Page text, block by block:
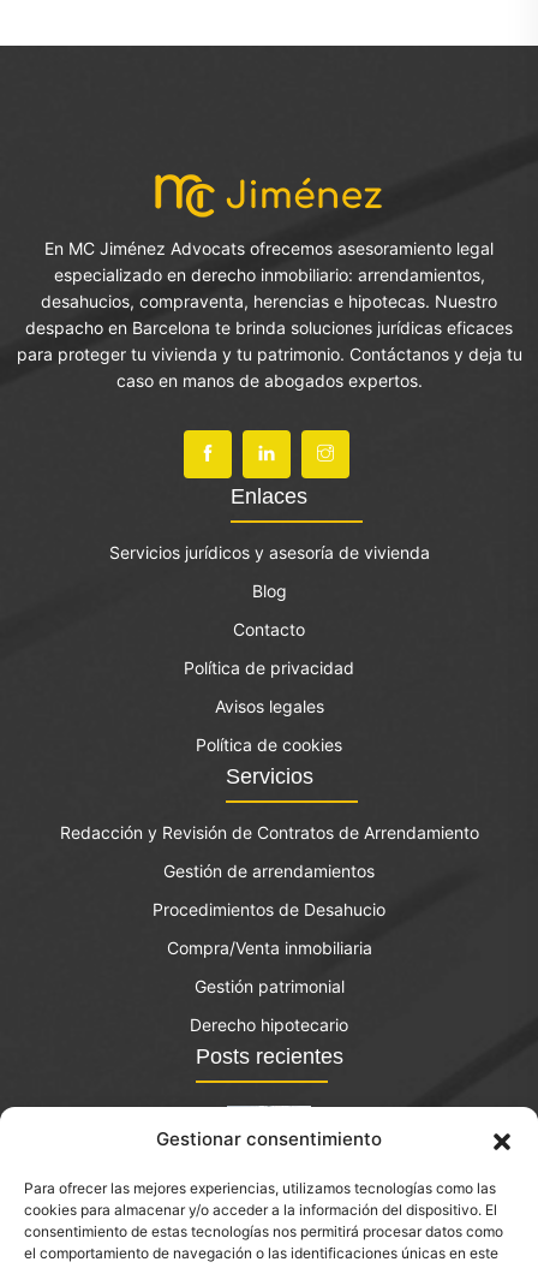
Gestionar consentimiento
Para ofrecer las mejores experiencias, utilizamos tecnologías como las
cookies para almacenar y/o acceder a la información del dispositivo. El
consentimiento de estas tecnologías nos permitirá procesar datos como
el comportamiento de navegación o las identificaciones únicas en este
En MC Jiménez Advocats ofrecemos asesoramiento legal
especializado en derecho inmobiliario: arrendamientos,
desahucios, compraventa, herencias e hipotecas. Nuestro
despacho en Barcelona te brinda soluciones jurídicas eficaces
para proteger tu vivienda y tu patrimonio. Contáctanos y deja tu
caso en manos de abogados expertos.
Enlaces
Servicios jurídicos y asesoría de vivienda
Blog
Contacto
Política de privacidad
Avisos legales
Política de cookies
Servicios
Redacción y Revisión de Contratos de Arrendamiento
Gestión de arrendamientos
Procedimientos de Desahucio
Compra/Venta inmobiliaria
Gestión patrimonial
Derecho hipotecario
Posts recientes
El bono joven de vivienda: qué es y quién lo puede
solicitar?
septiembre 14, 2023